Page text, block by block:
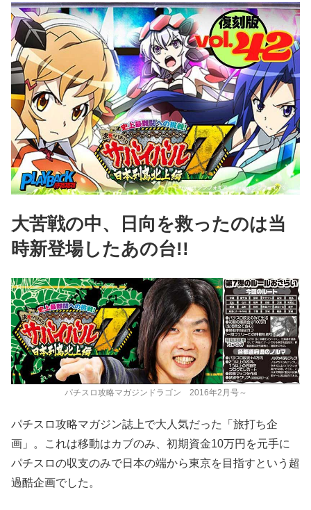
大苦戦の中、日向を救ったのは当
時新登場したあの台!!
パチスロ攻略マガジンドラゴン 2016年2月号～
パチスロ攻略マガジン誌上で大人気だった「旅打ち企
画」。これは移動はカブのみ、初期資金10万円を元手に
パチスロの収支のみで日本の端から東京を目指すという超
過酷企画でした。